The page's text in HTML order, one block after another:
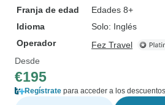
Franja de edad
Edades 8+
Idioma
Solo: Inglés
Operador
Fez Travel
Desde
€195
Regístrate para acceder a los descuentos